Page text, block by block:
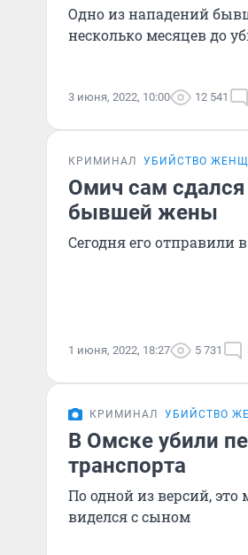
Одно из нападений
несколько месяцев до
3 июня, 2022, 10:00 12 541
КРИМИНАЛ УБИЙСТВО
Омич сам сдался
бывшей жены
Сегодня его отправили
1 июня, 2022, 18:27 5 731
КРИМИНАЛ УБИЙСТВО
В Омске убили
транспорта
По одной из версий,
виделся с сыном